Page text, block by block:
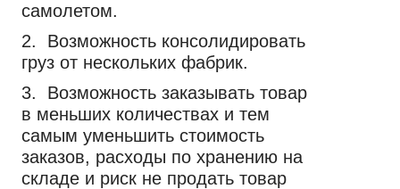
самолетом.
2. Возможность консолидировать
груз от нескольких фабрик.
3. Возможность заказывать товар
в меньших количествах и тем
самым уменьшить стоимость
заказов, расходы по хранению на
складе и риск не продать товар